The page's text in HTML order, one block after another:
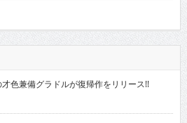
色兼備グラドルが復帰作をリリース!!